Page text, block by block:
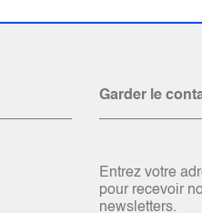
Garder le
Entrez votre
pour recevoir
newsletters.